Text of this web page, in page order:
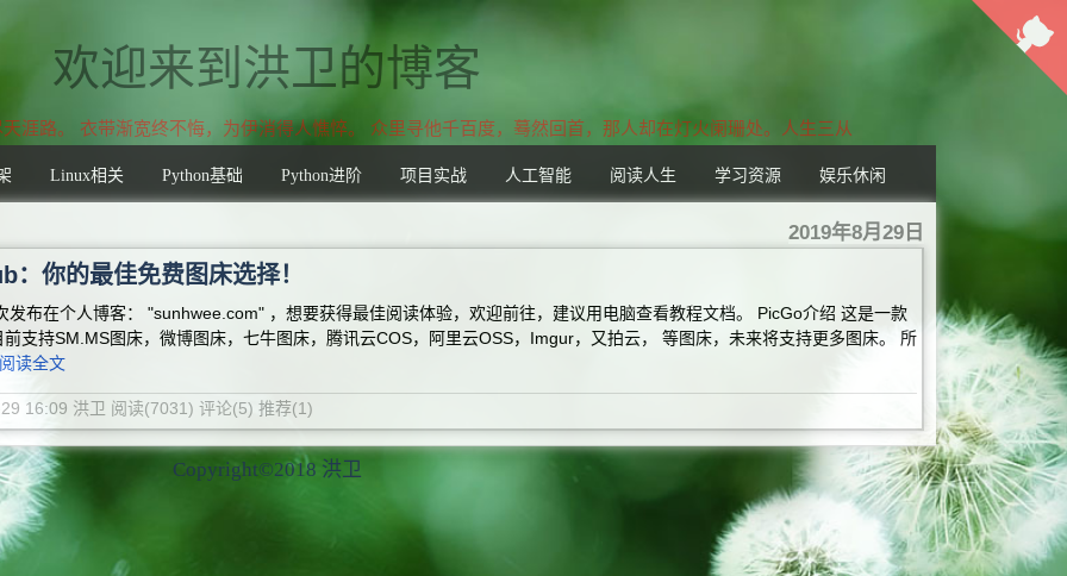
欢迎来到洪卫的博客
路。 衣带渐宽终不悔，为伊消得人憔悴。 众里寻他千百度，蓦然回首，那人却在灯火阑珊处。人生三从境
Linux相关 Python基础 Python进阶 项目实战 人工智能 阅读人生 学习资源 娱乐休闲
2019年8月29日
你的最佳免费图床选择！
发布在个人博客： "sunhwee.com" ，想要获得最佳阅读体验，欢迎前往，建议用电脑查看教程文档。 PicGo介绍 这是一款
支持SM.MS图床，微博图床，七牛图床，腾讯云COS，阿里云OSS，Imgur，又拍云， 等图床，未来将支持更多图床。 所
阅读全文
16:09 洪卫 阅读(7031) 评论(5) 推荐(1)
Copyright©2018 洪卫